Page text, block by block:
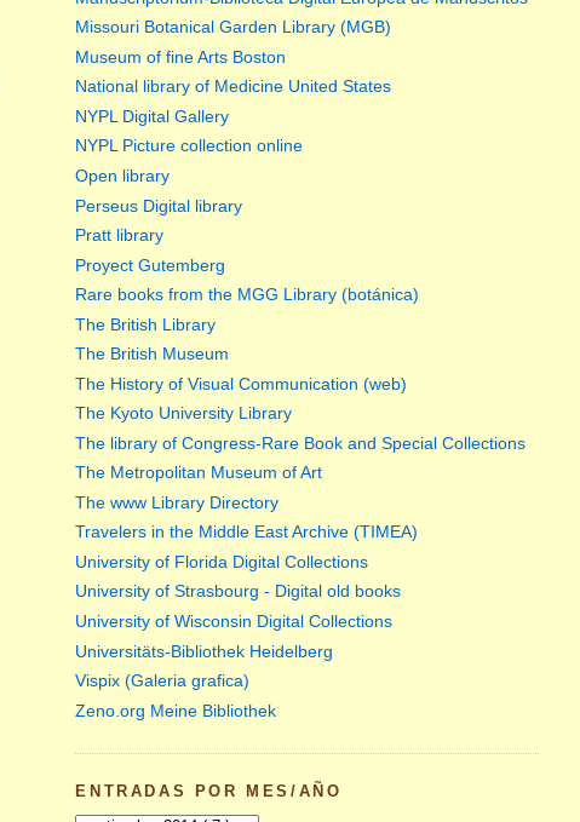
Missouri Botanical Garden Library (MGB)
Museum of fine Arts Boston
National library of Medicine United States
NYPL Digital Gallery
NYPL Picture collection online
Open library
Perseus Digital library
Pratt library
Proyect Gutemberg
Rare books from the MGG Library (botánica)
The British Library
The British Museum
The History of Visual Communication (web)
The Kyoto University Library
The library of Congress-Rare Book and Special Collections
The Metropolitan Museum of Art
The www Library Directory
Travelers in the Middle East Archive (TIMEA)
University of Florida Digital Collections
University of Strasbourg - Digital old books
University of Wisconsin Digital Collections
Universitäts-Bibliothek Heidelberg
Vispix (Galeria grafica)
Zeno.org Meine Bibliothek
ENTRADAS POR MES/AÑO